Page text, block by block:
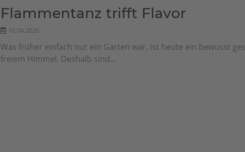
Flammentanz trifft Flavor
16.04.2026
Was früher einfach nur ein Garten war, ist heute ein bewusst
freiem Himmel. Deshalb sind...